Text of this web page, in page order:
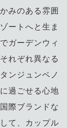
みのある雰囲
ートへと生ま
ガーデンウィ
れぞれ異なる
ンジュンベノ
過ごせる心地
際ブランドな
て、カップル